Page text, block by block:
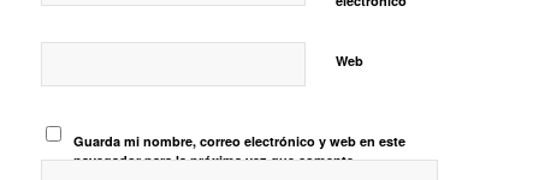
Web
Guarda mi nombre, correo electrónico y web en este
navegador para la próxima vez que comente.